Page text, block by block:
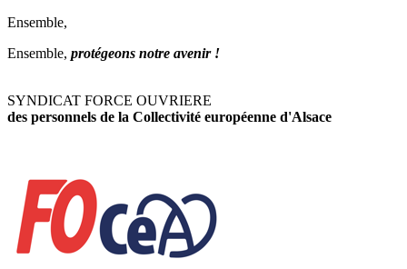
Ensemble,
Ensemble, protégeons notre avenir !
SYNDICAT FORCE OUVRIERE
des personnels de la Collectivité européenne d'Alsace